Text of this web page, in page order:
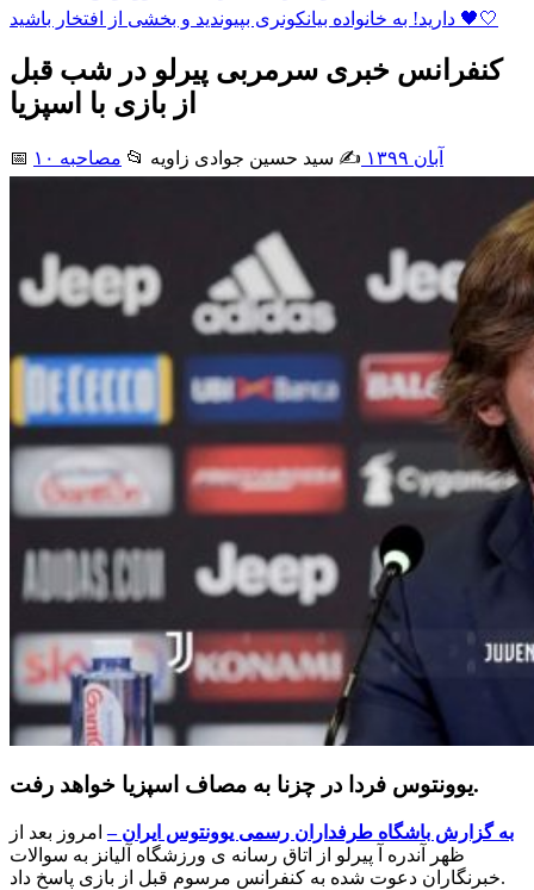
دارید! به خانواده بیانکونری بپیوندید و بخشی از افتخار باشید 🖤🤍
کنفرانس خبری سرمربی پیرلو در شب قبل
از بازی با اسپزیا
📅 ۱۰ آبان ۱۳۹۹ ✍️ سید حسین جوادی زاويه 📂 مصاحبه
یوونتوس فردا در چزنا به مصاف اسپزیا خواهد رفت.
به گزارش باشگاه طرفداران رسمی یوونتوس ایران –امروز بعد از
ظهر آندره آ پیرلو از اتاق رسانه ی ورزشگاه آلیانز به سوالات
خبرنگاران دعوت شده به کنفرانس مرسوم قبل از بازی پاسخ داد.